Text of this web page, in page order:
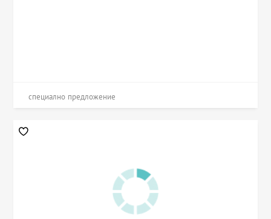
специално предложение